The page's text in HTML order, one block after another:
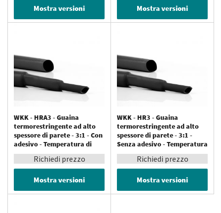
Mostra versioni Mostra versioni
WKK - HRA3 - Guaina
termorestringente ad alto
spessore di parete - 3:1 - Con
adesivo - Temperatura di
servizio fino a 110 °C
Richiedi prezzo
Mostra versioni
WKK - HR3 - Guaina
termorestringente ad alto
spessore di parete - 3:1 -
Senza adesivo - Temperatura
operativa fino a 110 °C
Richiedi prezzo
Mostra versioni